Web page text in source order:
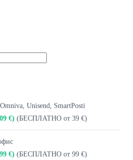
Unisend, SmartPosti
€) (БЕСПЛАТНО от 39 €)
€) (БЕСПЛАТНО от 99 €)